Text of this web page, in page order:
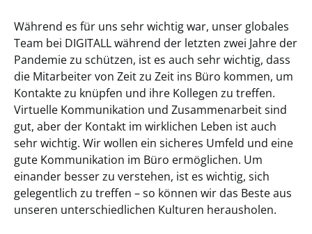
Während es für uns sehr wichtig war, unser globales
Team bei DIGITALL während der letzten zwei Jahre der
Pandemie zu schützen, ist es auch sehr wichtig, dass
die Mitarbeiter von Zeit zu Zeit ins Büro kommen, um
Kontakte zu knüpfen und ihre Kollegen zu treffen.
Virtuelle Kommunikation und Zusammenarbeit sind
gut, aber der Kontakt im wirklichen Leben ist auch
sehr wichtig. Wir wollen ein sicheres Umfeld und eine
gute Kommunikation im Büro ermöglichen. Um
einander besser zu verstehen, ist es wichtig, sich
gelegentlich zu treffen – so können wir das Beste aus
unseren unterschiedlichen Kulturen herausholen.